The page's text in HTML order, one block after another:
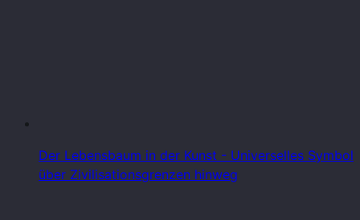
Der Lebensbaum in der Kunst - Universelles Symbol
über Zivilisationsgrenzen hinweg